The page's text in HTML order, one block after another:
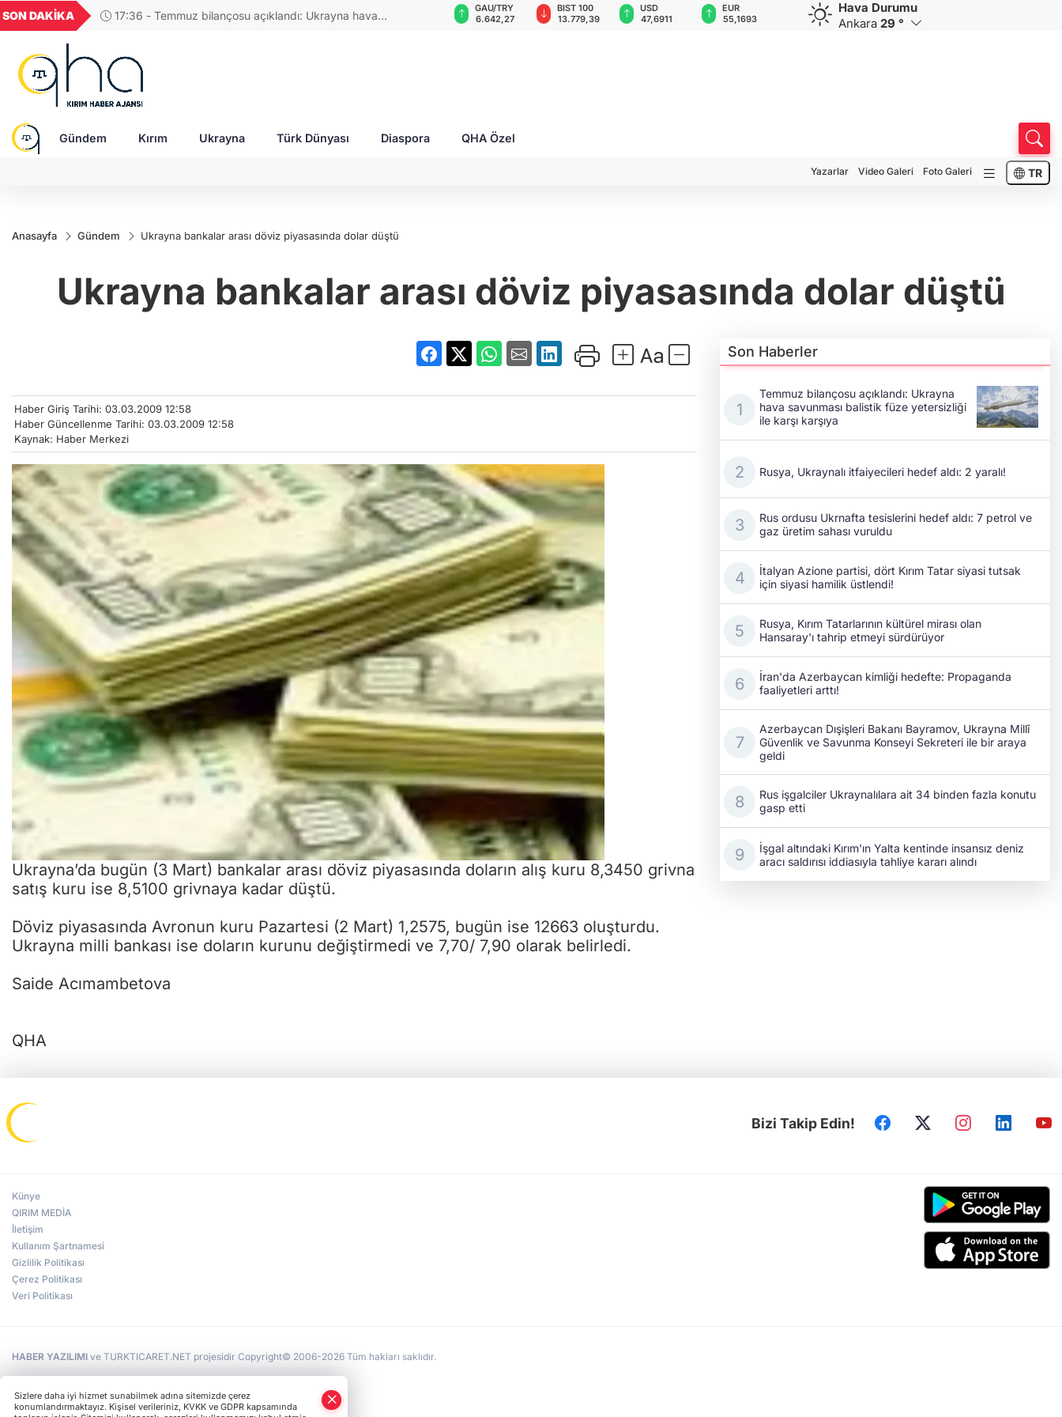
SON DAKİKA 17:48 - Rusya, Ukraynalı itfaiyecileri hedef aldı: 2 yaralı!
GEL
18,2375
16,2380
27,9743
0,0018
BIST 100
13.779,39
USD
47,6911
EUR
55,1693
GBP
64,4048
CHF
59,0392
CAD
34,2196
Hava Durumu
Ankara 29 °
Gündem Kırım Ukrayna Türk Dünyası Diaspora QHA Özel
Yazarlar Video Galeri Foto Galeri TR
Anasayfa Gündem Ukrayna bankalar arası döviz piyasasında dolar düştü
Ukrayna bankalar arası döviz piyasasında dolar düştü
Haber Giriş Tarihi: 03.03.2009 12:58
Haber Güncellenme Tarihi: 03.03.2009 12:58
Kaynak: Haber Merkezi
Ukrayna’da bugün (3 Mart) bankalar arası döviz piyasasında doların alış kuru 8,3450 grivna
satış kuru ise 8,5100 grivnaya kadar düştü.
Döviz piyasasında Avronun kuru Pazartesi (2 Mart) 1,2575, bugün ise 12663 oluşturdu.
Ukrayna milli bankası ise doların kurunu değiştirmedi ve 7,70/ 7,90 olarak belirledi.
Saide Acımambetova
QHA
Son Haberler
Temmuz bilançosu açıklandı: Ukrayna
hava savunması balistik füze yetersizliği
ile karşı karşıya
Rusya, Ukraynalı itfaiyecileri hedef aldı: 2 yaralı!
Rus ordusu Ukrnafta tesislerini hedef aldı: 7 petrol ve
gaz üretim sahası vuruldu
İtalyan Azione partisi, dört Kırım Tatar siyasi tutsak
için siyasi hamilik üstlendi!
Rusya, Kırım Tatarlarının kültürel mirası olan
Hansaray'ı tahrip etmeyi sürdürüyor
İran'da Azerbaycan kimliği hedefte: Propaganda
faaliyetleri arttı!
Azerbaycan Dışişleri Bakanı Bayramov, Ukrayna Millî
Güvenlik ve Savunma Konseyi Sekreteri ile bir araya
geldi
Rus işgalciler Ukraynalılara ait 34 binden fazla konutu
gasp etti
İşgal altındaki Kırım'ın Yalta kentinde insansız deniz
aracı saldırısı iddiasıyla tahliye kararı alındı
Bizi Takip Edin!
Künye
QIRIM MEDİA
İletişim
Kullanım Şartnamesi
Gizlilik Politikası
Çerez Politikası
Veri Politikası
HABER YAZILIMI ve TURKTICARET.NET projesidir Copyright© 2006-2026 Tüm hakları saklıdır.
Sizlere daha iyi hizmet sunabilmek adına sitemizde çerez
konumlandırmaktayız. Kişisel verileriniz, KVKK ve GDPR kapsamında